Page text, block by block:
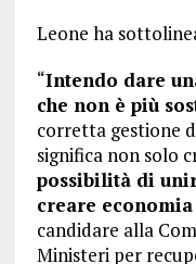
Leone ha
“Intendo dare
che non è più
corretta gestione
significa non solo
possibilità di
creare economia
candidare alla
Ministeri per